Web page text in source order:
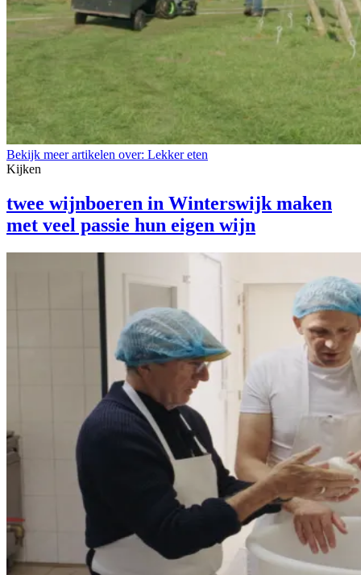
Bekijk meer artikelen over: Lekker eten
Kijken
twee wijnboeren in Winterswijk maken
met veel passie hun eigen wijn